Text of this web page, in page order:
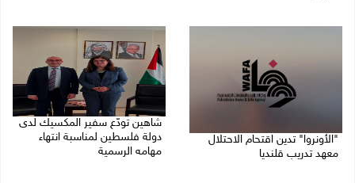
"الأونروا" تدين اقتحام الاحتلال
معهد تدريب قلنديا
شاهين تودّع سفير المكسيك لدى
دولة فلسطين لمناسبة انتهاء
مهامه الرسمية